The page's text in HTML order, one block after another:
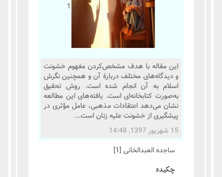
این مقاله با هدف مشخص‌کردن مفهوم خشونت
و دیدگاه‌های مختلف دربارة آن و همچنین نگرش
اسلام به آن انجام شده است. روش تحقیق
به‌صورت کتابخانه‌ای است. یافته‌های این مطالعه
نشان می‌دهد اعتقادات مذهبی، عامل مؤثری در
پیشگیری از خشونت علیه زنان است...
15 شهریور 1397, 14:48
ساجده العبدالخانی[1]
چکیده